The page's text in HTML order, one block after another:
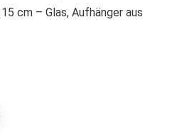
cm – Glas, Aufhänger aus